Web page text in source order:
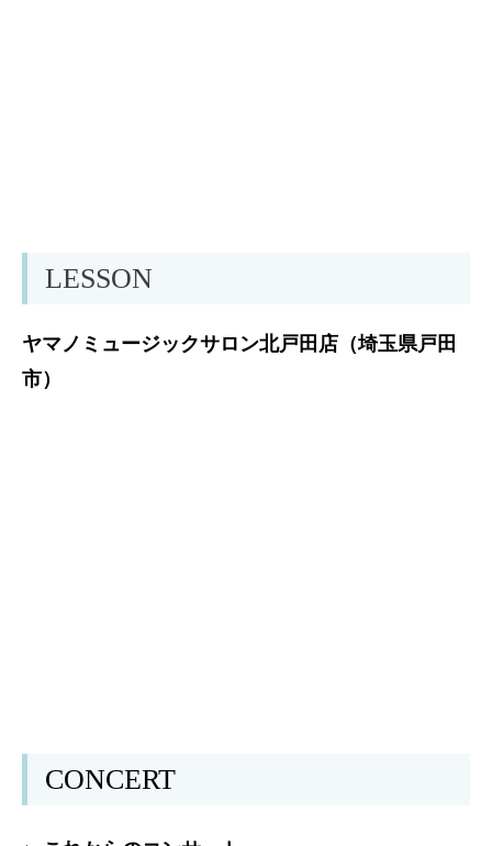
LESSON
ヤマノミュージックサロン北戸田店（埼玉県戸田
市）
CONCERT